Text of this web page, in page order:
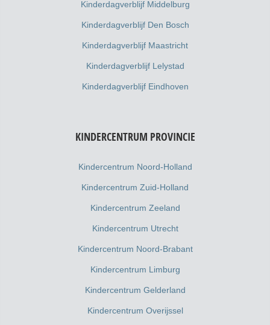
Kinderdagverblijf Middelburg
Kinderdagverblijf Den Bosch
Kinderdagverblijf Maastricht
Kinderdagverblijf Lelystad
Kinderdagverblijf Eindhoven
KINDERCENTRUM PROVINCIE
Kindercentrum Noord-Holland
Kindercentrum Zuid-Holland
Kindercentrum Zeeland
Kindercentrum Utrecht
Kindercentrum Noord-Brabant
Kindercentrum Limburg
Kindercentrum Gelderland
Kindercentrum Overijssel